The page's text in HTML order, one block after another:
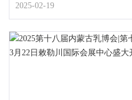
2025-02-19